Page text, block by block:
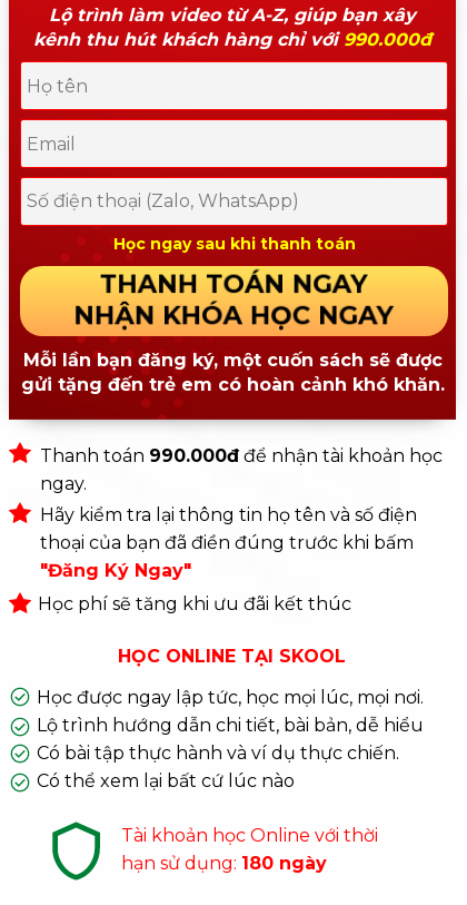
Mỗi lần bạn đăng ký, một cuốn sách sẽ được
gửi tặng đến trẻ em có hoàn cảnh khó khăn.
Tài khoản học Online với thời
hạn sử dụng: 180 ngày
HỌC ONLINE TẠI SKOOL
Học được ngay lập tức, học mọi lúc, mọi nơi.
Lộ trình hướng dẫn chi tiết, bài bản, dễ hiểu
Có bài tập thực hành và ví dụ thực chiến.
Có thể xem lại bất cứ lúc nào
Thanh toán 990.000đ để nhận tài khoản học
ngay.
Hãy kiểm tra lại thông tin họ tên và số điện
thoại của bạn đã điền đúng trước khi bấm
"Đăng Ký Ngay"
Học phí sẽ tăng khi ưu đãi kết thúc
Lộ trình làm video từ A-Z, giúp bạn xây
kênh thu hút khách hàng chỉ với 990.000đ
THANH TOÁN NGAY
NHẬN KHÓA HỌC NGAY
Học ngay sau khi thanh toán